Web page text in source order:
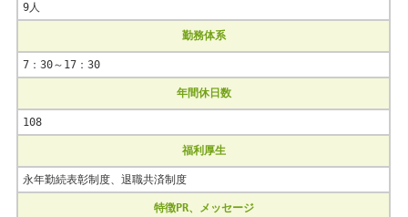
9人
勤務体系
7：30～17：30
年間休日数
108
福利厚生
永年勤続表彰制度、退職共済制度
特徴PR、メッセージ